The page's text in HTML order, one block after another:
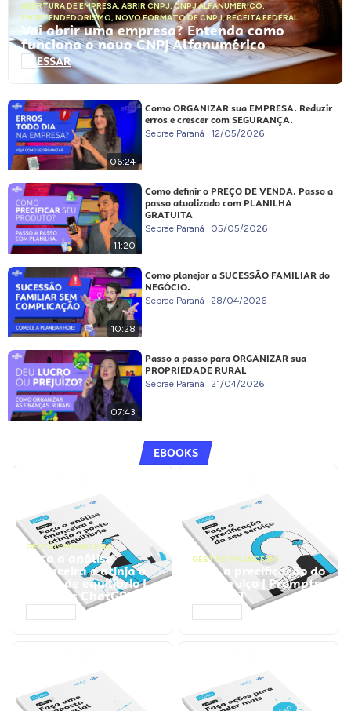
ABERTURA DE EMPRESA, ABRIR CNPJ,CNPJ ALFANUMÉRICO,
EMPREENDEDORISMO, NOVO FORMATO DE CNPJ,RECEITA FEDERAL
Vai abrir uma empresa? Entenda como
funciona o novo CNPJ Alfanumérico
ACESSAR
06:24
Como ORGANIZAR sua EMPRESA. Reduzir
erros e crescer com SEGURANÇA.
Sebrae Paraná 12/05/2026
11:20
Como definir o PREÇO DE VENDA. Passo a
passo atualizado com PLANILHA
GRATUITA
Sebrae Paraná 05/05/2026
10:28
Como planejar a SUCESSÃO FAMILIAR do
NEGÓCIO.
Sebrae Paraná 28/04/2026
07:43
Passo a passo para ORGANIZAR sua
PROPRIEDADE RURAL
Sebrae Paraná 21/04/2026
EBOOKS
GESTÃO FINANCEIRA
Faça a análise
financeira e atinja o
ponto de equilíbrio |
Prompts ChatGPT
GESTÃO FINANCEIRA
Faça a precificação do
seu serviço | Prompts
ChatGPT